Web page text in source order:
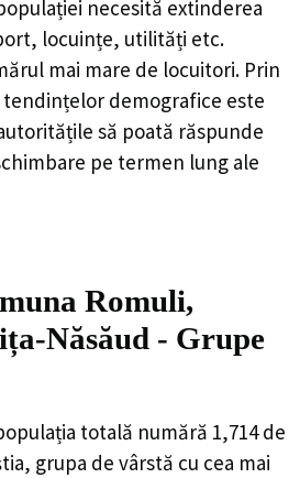
necesită extinderea
locuințe, utilități etc.
mai mare de locuitori. Prin
demografice este
să poată răspunde
pe termen lung ale
Romuli,
Năsăud - Grupe
totală numără 1,714 de
grupa de vârstă cu cea mai